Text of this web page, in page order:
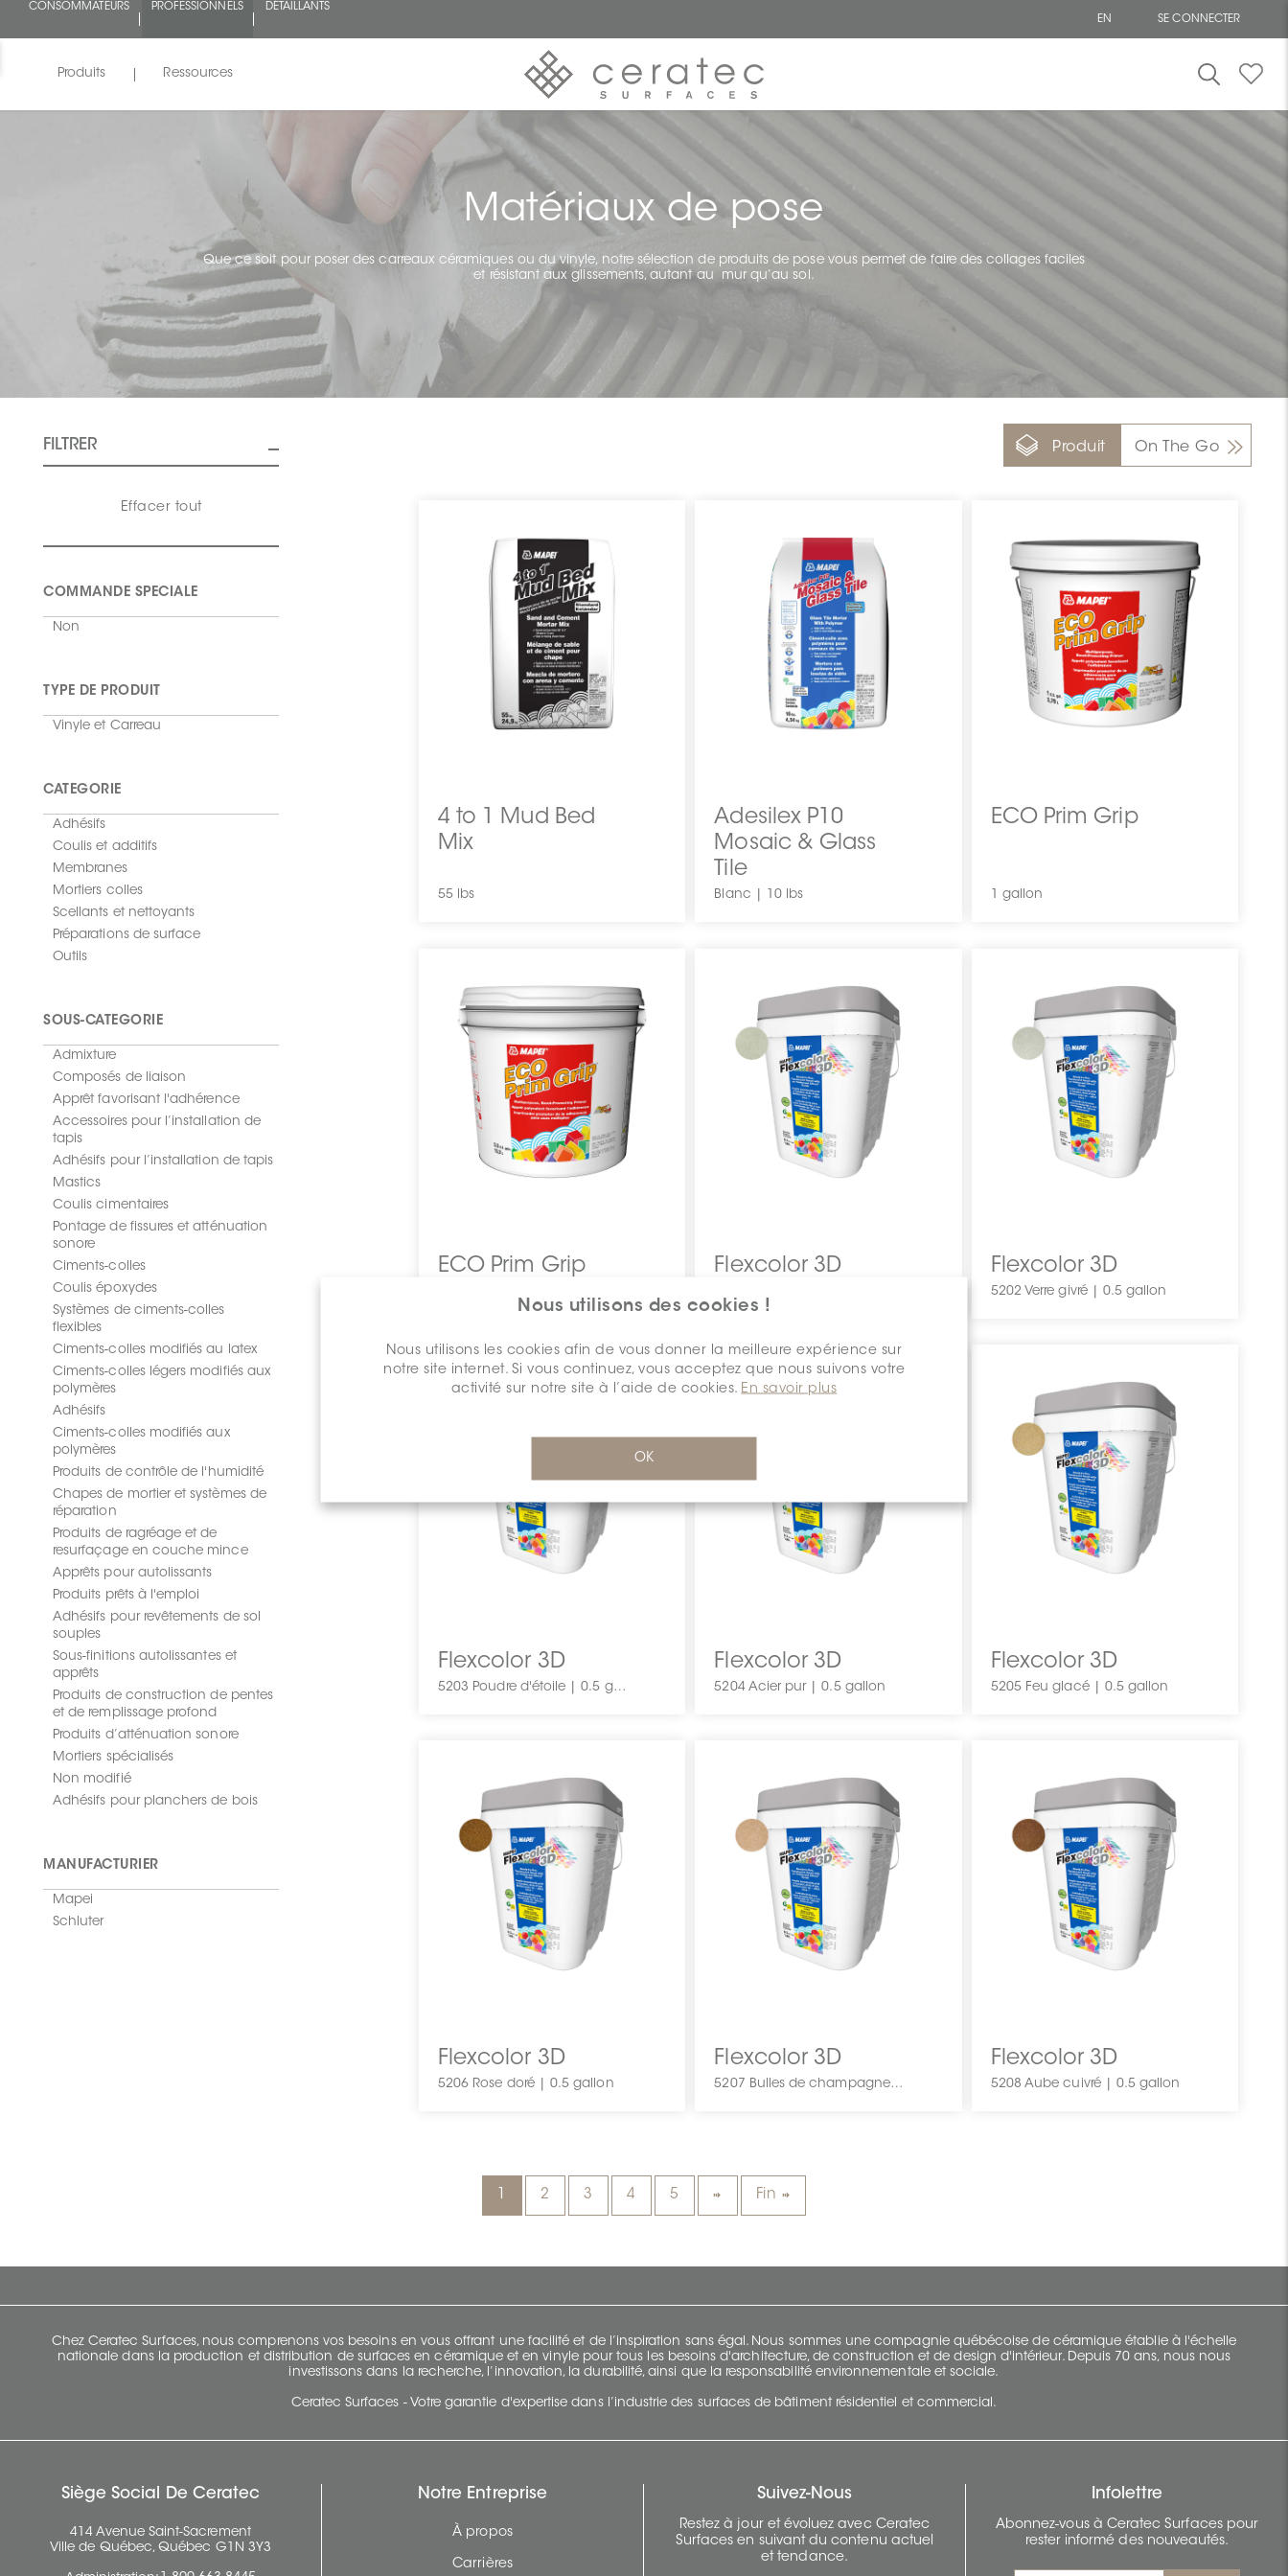
CONSOMMATEURS PROFESSIONNELS
DÉTAILLANTS
EN
SE CONNECTER
Produits Ressources
Nous utilisons des cookies !
Nous utilisons les cookies afin de vous donner la meilleure expérience sur
notre site internet. Si vous continuez, vous acceptez que nous suivons votre
activité sur notre site à l’aide de cookies. En savoir plus
OK
Matériaux de pose
Que ce soit pour poser des carreaux céramiques ou du vinyle, notre sélection de produits de pose vous permet de faire des collages faciles
et résistant aux glissements, autant au mur qu’au sol.
FILTRER Produit On The Go
Effacer tout
COMMANDE SPECIALE
Non
TYPE DE PRODUIT
Vinyle et Carreau
CATÉGORIE
Adhésifs
Coulis et additifs
Membranes
Mortiers colles
Scellants et nettoyants
Préparations de surface
Outils
SOUS-CATÉGORIE
Admixture
Composés de liaison
Apprêt favorisant l'adhérence
Accessoires pour l’installation de
tapis
Adhésifs pour l’installation de tapis
Mastics
Coulis cimentaires
Pontage de fissures et atténuation
sonore
Ciments-colles
Coulis époxydes
Systèmes de ciments-colles
flexibles
Ciments-colles modifiés au latex
Ciments-colles légers modifiés aux
polymères
Adhésifs
Ciments-colles modifiés aux
polymères
Produits de contrôle de l'humidité
Chapes de mortier et systèmes de
réparation
Produits de ragréage et de
resurfaçage en couche mince
Apprêts pour autolissants
Produits prêts à l'emploi
Adhésifs pour revêtements de sol
souples
Sous-finitions autolissantes et
apprêts
Produits de construction de pentes
et de remplissage profond
Produits d’atténuation sonore
Mortiers spécialisés
Non modifié
Adhésifs pour planchers de bois
MANUFACTURIER
Mapei
Schluter
4 to 1 Mud Bed
Mix
55 lbs
Adesilex P10
Mosaic & Glass
Tile
Blanc | 10 lbs
ECO Prim Grip
1 gallon
ECO Prim Grip Flexcolor 3D Flexcolor 3D
5202 Verre givré | 0.5 gallon
Flexcolor 3D
5203 Poudre d'étoile | 0.5 gallon
Flexcolor 3D
5204 Acier pur | 0.5 gallon
Flexcolor 3D
5205 Feu glacé | 0.5 gallon
Flexcolor 3D
5206 Rose doré | 0.5 gallon
Flexcolor 3D
5207 Bulles de champagne | 0.5 gallon
Flexcolor 3D
5208 Aube cuivré | 0.5 gallon
2 3 4 5 Fin
Chez Ceratec Surfaces, nous comprenons vos besoins en vous offrant une facilité et de l’inspiration sans égal. Nous sommes une compagnie québécoise de céramique établie à l'échelle
nationale dans la production et distribution de surfaces en céramique et en vinyle pour tous les besoins d'architecture, de construction et de design d'intérieur. Depuis 70 ans, nous nous
investissons dans la recherche, l’innovation, la durabilité, ainsi que la responsabilité environnementale et sociale.
Ceratec Surfaces - Votre garantie d'expertise dans l’industrie des surfaces de bâtiment résidentiel et commercial.
Siège Social De Ceratec
414 Avenue Saint-Sacrement
Ville de Québec, Québec G1N 3Y3
Notre Entreprise
À propos
Carrières
Suivez-Nous
Restez à jour et évoluez avec Ceratec
Surfaces en suivant du contenu actuel
et tendance.
Infolettre
Abonnez-vous à Ceratec Surfaces pour
rester informé des nouveautés.